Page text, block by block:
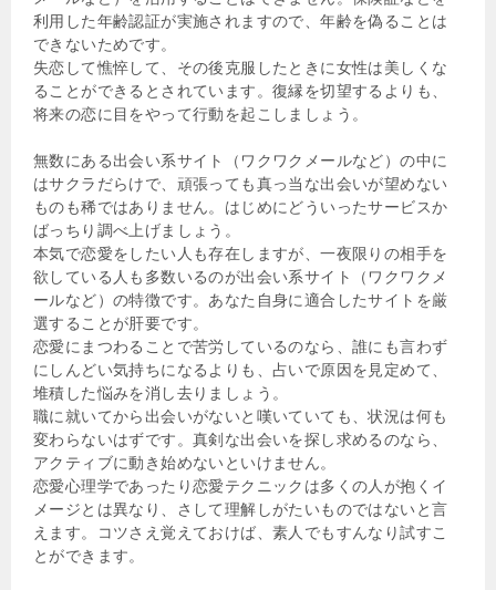
利用した年齢認証が実施されますので、年齢を偽ることは
できないためです。
失恋して憔悴して、その後克服したときに女性は美しくな
ることができるとされています。復縁を切望するよりも、
将来の恋に目をやって行動を起こしましょう。
無数にある出会い系サイト（ワクワクメールなど）の中に
はサクラだらけで、頑張っても真っ当な出会いが望めない
ものも稀ではありません。はじめにどういったサービスか
ばっちり調べ上げましょう。
本気で恋愛をしたい人も存在しますが、一夜限りの相手を
欲している人も多数いるのが出会い系サイト（ワクワクメ
ールなど）の特徴です。あなた自身に適合したサイトを厳
選することが肝要です。
恋愛にまつわることで苦労しているのなら、誰にも言わず
にしんどい気持ちになるよりも、占いで原因を見定めて、
堆積した悩みを消し去りましょう。
職に就いてから出会いがないと嘆いていても、状況は何も
変わらないはずです。真剣な出会いを探し求めるのなら、
アクティブに動き始めないといけません。
恋愛心理学であったり恋愛テクニックは多くの人が抱くイ
メージとは異なり、さして理解しがたいものではないと言
えます。コツさえ覚えておけば、素人でもすんなり試すこ
とができます。